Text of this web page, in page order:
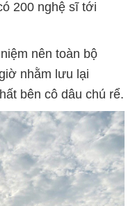
200 nghệ sĩ tới
nên toàn bộ
nhằm lưu lại
bên cô dâu chú rể.